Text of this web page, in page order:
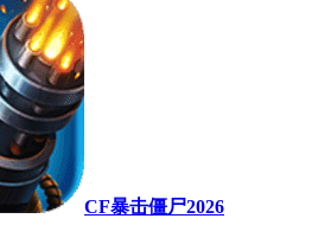
CF暴击僵尸2026